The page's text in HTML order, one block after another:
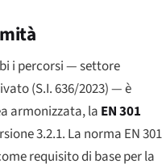
i percorsi — settore
(S.I. 636/2023) — è
armonizzata, la EN 301
3.2.1. La norma EN 301
requisito di base per la